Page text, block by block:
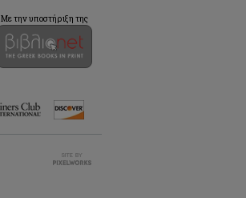
Με την υποστήριξη της